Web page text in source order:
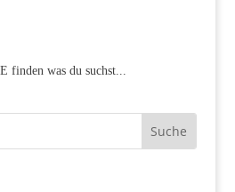
was du suchst...